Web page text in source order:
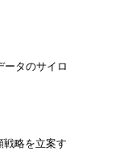
ータのサイロ
略を立案す